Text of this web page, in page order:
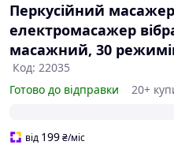
Перкусійний
електромасажер
масажний, 30
Код: 22035
Готово до відправки
20+
від 199₴/міс